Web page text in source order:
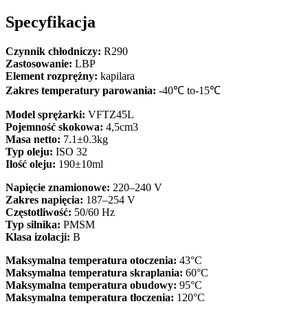
Specyfikacja
Czynnik chłodniczy: R290
Zastosowanie: LBP
Element rozprężny: kapilara
Zakres temperatury parowania: -40℃ to-15℃
Model sprężarki: VFTZ45L
Pojemność skokowa: 4,5cm3
Masa netto: 7.1±0.3kg
Typ oleju: ISO 32
Ilość oleju: 190±10ml
Napięcie znamionowe: 220–240 V
Zakres napięcia: 187–254 V
Częstotliwość: 50/60 Hz
Typ silnika: PMSM
Klasa izolacji: B
Maksymalna temperatura otoczenia: 43°C
Maksymalna temperatura skraplania: 60°C
Maksymalna temperatura obudowy: 95°C
Maksymalna temperatura tłoczenia: 120°C